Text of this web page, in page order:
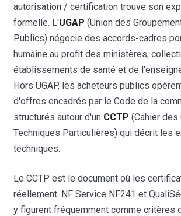
autorisation / certification trouve son
formelle. L'UGAP (Union des
Publics) négocie des accords-cadres
humaine au profit des ministères,
établissements de santé et de
Hors UGAP, les acheteurs publics
d'offres encadrés par le Code de la
structurés autour d'un CCTP (Cahier des
Techniques Particulières) qui décrit les
techniques.
Le CCTP est le document où les
réellement. NF Service NF241 et
y figurent fréquemment comme critères